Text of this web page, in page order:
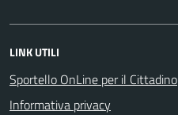
LINK UTILI
Sportello OnLine per il Cittadino
Informativa privacy